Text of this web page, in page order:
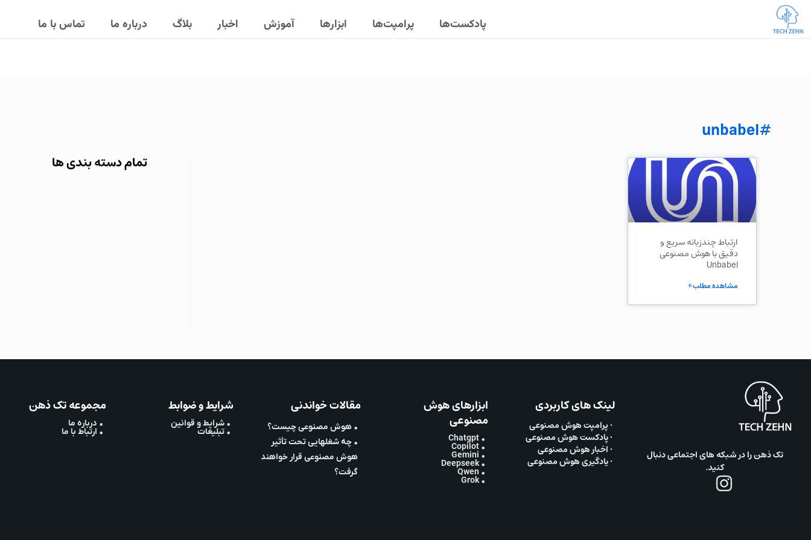
پادکست‌ها پرامپت‌ها ابزارها آموزش اخبار بلاگ درباره ما تماس با ما
#unbabel
ارتباط چندزبانه سریع و
دقیق با هوش مصنوعی
Unbabel
مشاهده مطلب »
تمام دسته بندی ها
تک ذهن را در شبکه های اجتماعی دنبال
کنید.
لینک های کاربردی
• پرامپت هوش مصنوعی
• پادکست هوش مصنوعی
• اخبار هوش مصنوعی
• یادگیری هوش مصنوعی
ابزارهای هوش
مصنوعی
• Chatgpt
• Copilot
• Gemini
• Deepseek
• Qwen
• Grok
مقالات خواندنی
• هوش مصنوعی چیست؟
• چه شغلهایی تحت تأثیر
هوش مصنوعی قرار خواهند
گرفت؟
شرایط و ضوابط
• شرایط و قوانین
• تبلیغات
مجموعه تک ذهن
• درباره ما
• ارتباط با ما